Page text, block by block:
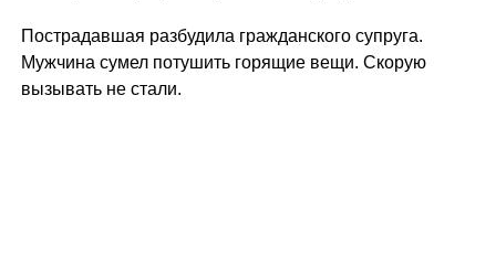
Пострадавшая разбудила гражданского супруга.
Мужчина сумел потушить горящие вещи. Скорую
вызывать не стали.